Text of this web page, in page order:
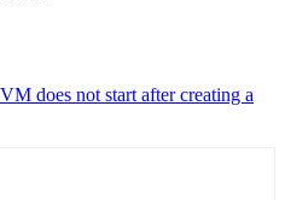
does not start after creating a